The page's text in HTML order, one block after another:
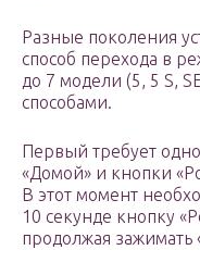
Разные поколения
способ перехода в
до 7 модели (5, 5 S,
способами.
Первый требует
«Домой» и кнопки
В этот момент
10 секунде кнопку
продолжая зажимать